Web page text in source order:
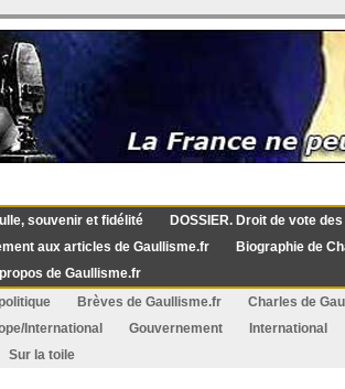
souvenir et fidélité
DOSSIER. Droit de vote
aux articles de Gaullisme.fr
Biographie de
de Gaullisme.fr
Brèves de Gaullisme.fr
Charles de
International Gouvernement
International
Sur la toile